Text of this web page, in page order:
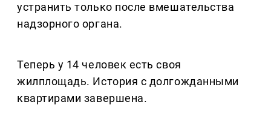
устранить только после вмешательства
надзорного органа.
Теперь у 14 человек есть своя
жилплощадь. История с долгожданными
квартирами завершена.